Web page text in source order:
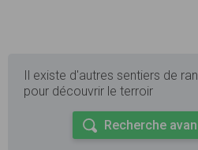
Il existe d'autres sentiers de
pour découvrir le terroir
Recherche